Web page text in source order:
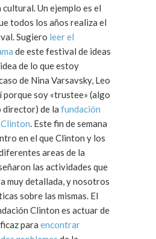
servicios y oferta cultural. Un ejemplo es el
todos los años realiza el
Aspen Ideas Festival. Sugiero leer el
de este festival de ideas
de lo que estoy
porque soy «trustee» (algo
director) de la fundación
. Este fin de semana
en el que Clinton y los
areas de la
las actividades que
muy detallada, y nosotros
sobre las mismas. El
Clinton es actuar de
para encontrar